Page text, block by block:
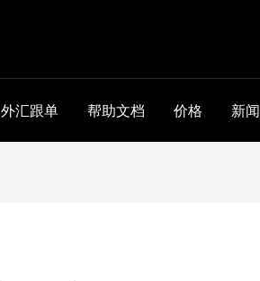
外汇跟单 帮助文档 价格 新闻